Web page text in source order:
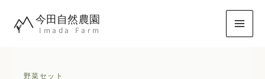
今田自然農園
Imada Farm
野菜セット